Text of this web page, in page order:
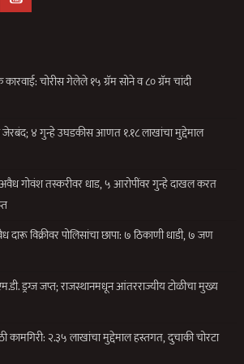
कारवाई: चोरीस गेलेले १५ ग्रॅम सोने व ८० ग्रॅम चांदी
जेरबंद; ४ गुन्हे उघडकीस आणत १.१८ लाखांचा मुद्देमाल
गोवंश तस्करीवर धाड, ५ आरोपींवर गुन्हे दाखल करत
विक्रीवर पोलिसांचा छापा: ७ ठिकाणी धाडी, ७ जण
ड्रग्ज जप्त; राजस्थानमधून आंतरराज्यीय टोळीचा मुख्य
कामगिरी: २.३५ लाखांचा मुद्देमाल हस्तगत, दुचाकी चोरटा